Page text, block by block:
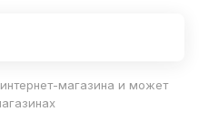
магазина и может